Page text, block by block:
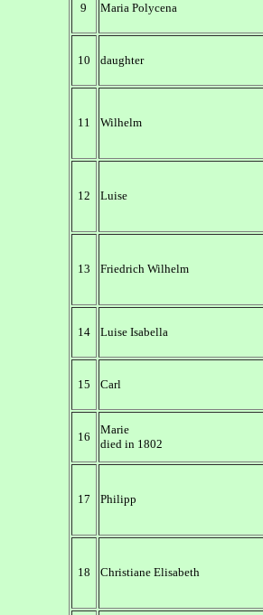
9 Maria Polycena
10 daughter
11 Wilhelm
12 Luise
13 Friedrich Wilhelm
14 Luise Isabella
15 Carl
16
Marie
died in 1802
17 Philipp
18 Christiane